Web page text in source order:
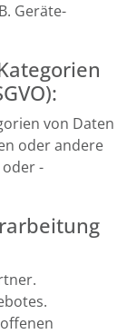
Geräte-
von Daten
oder andere
-